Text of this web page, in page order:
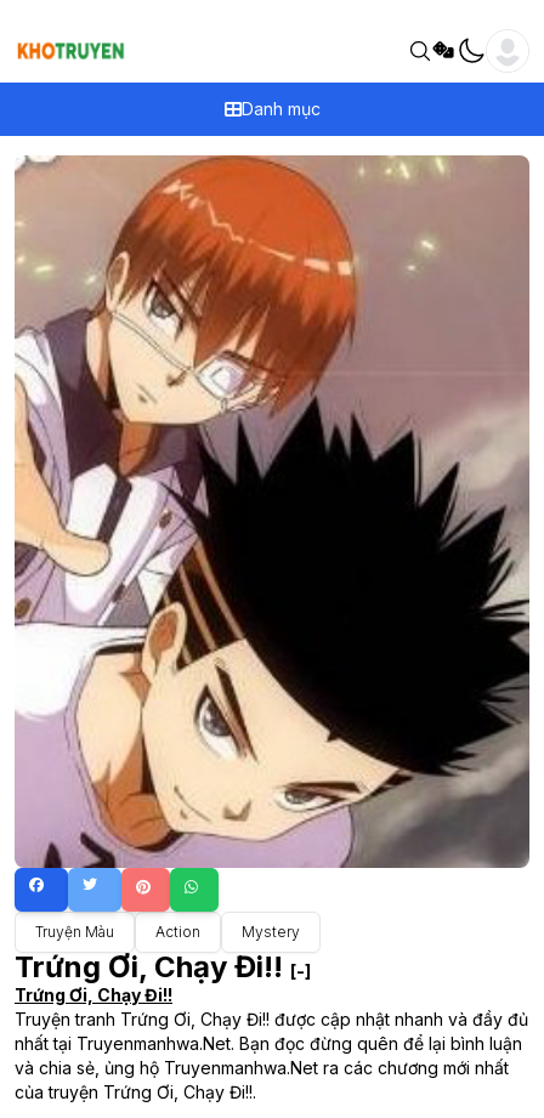
Danh mục
Truyện Màu Action Mystery
Trứng Ơi, Chạy Đi!! [-]
Trứng Ơi, Chạy Đi!!
Truyện tranh Trứng Ơi, Chạy Đi!! được cập nhật nhanh và đầy đủ
nhất tại Truyenmanhwa.Net. Bạn đọc đừng quên để lại bình luận
và chia sẻ, ủng hộ Truyenmanhwa.Net ra các chương mới nhất
của truyện Trứng Ơi, Chạy Đi!!.